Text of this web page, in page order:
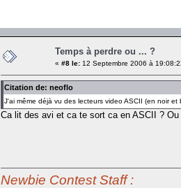
Temps à perdre ou ... ?
« #8 le: 12 Septembre 2006 à
Citation de: neoflo
J'ai même déjà vu des lecteurs video ASCII (en noir et
Ca lit des avi et ca te sort ca en ASCII ?
Newbie Contest Staff :